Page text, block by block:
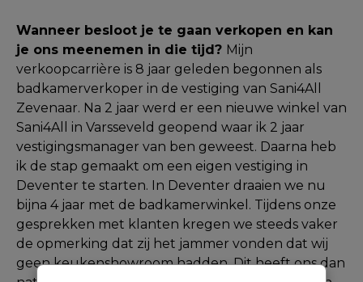
Wanneer besloot je te gaan verkopen en kan
je ons meenemen in die tijd? Mijn
verkoopcarrière is 8 jaar geleden begonnen als
badkamerverkoper in de vestiging van Sani4All
Zevenaar. Na 2 jaar werd er een nieuwe winkel van
Sani4All in Varsseveld geopend waar ik 2 jaar
vestigingsmanager van ben geweest. Daarna heb
ik de stap gemaakt om een eigen vestiging in
Deventer te starten. In Deventer draaien we nu
bijna 4 jaar met de badkamerwinkel. Tijdens onze
gesprekken met klanten kregen we steeds vaker
de opmerking dat zij het jammer vonden dat wij
geen keukenshowroom hadden. Dit heeft ons dan